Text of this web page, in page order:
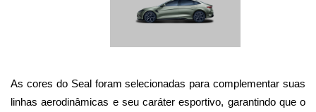
As cores do Seal foram selecionadas para complementar suas
linhas aerodinâmicas e seu caráter esportivo, garantindo que o